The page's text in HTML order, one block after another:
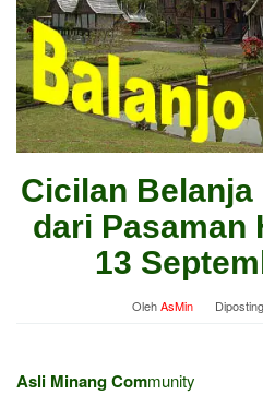
Cicilan Belanja
dari Pasaman
13
OlehAsMin
Asli Minang Community